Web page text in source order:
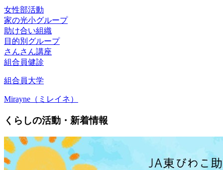
女性部活動
家の光小グループ
助け合い組織
目的別グループ
さんさん講座
組合員健診
組合員大学
Mirayne（ミレイネ）
くらしの活動・新着情報